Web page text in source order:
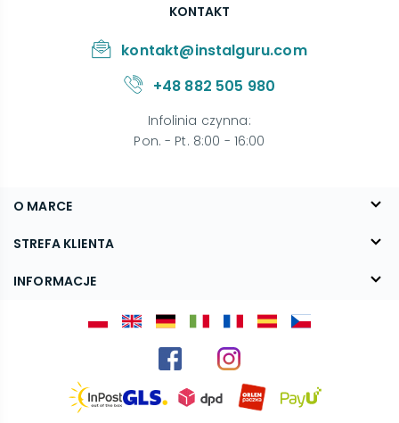
O MARCE
O nas
Blog
STREFA KLIENTA
FAQ
INFORMACJE
KONTAKT
kontakt@instalguru.com
+48 882 505 980
Infolinia czynna:
Pon. - Pt. 8:00 - 16:00